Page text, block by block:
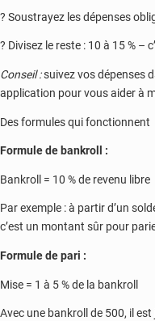
? Soustrayez les dépenses
? Divisez le reste : 10 à 15 % –
Conseil :suivez vos dépenses
application pour vous aider à
Des formules qui fonctionnent
Formule de bankroll :
Bankroll = 10 % de revenu libre
Par exemple : à partir d’un
c’est un montant sûr pour
Formule de pari :
Mise = 1 à 5 % de la bankroll
Avec une bankroll de 500, il